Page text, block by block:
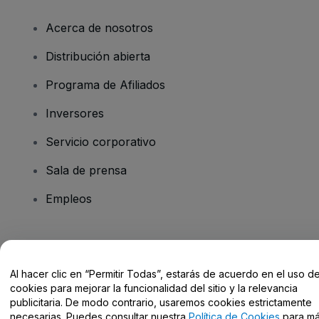
Acerca de nosotros
Distribución abierta
Programa de Afiliados
Inversores
Servicio corporativo
Sala de prensa
Empleos
Centro de Ayuda / Contacto
Al hacer clic en “Permitir Todas”, estarás de acuerdo en el uso
cookies para mejorar la funcionalidad del sitio y la relevancia
publicitaria. De modo contrario, usaremos cookies estrictamente
necesarias. Puedes consultar nuestra Política de Cookies para